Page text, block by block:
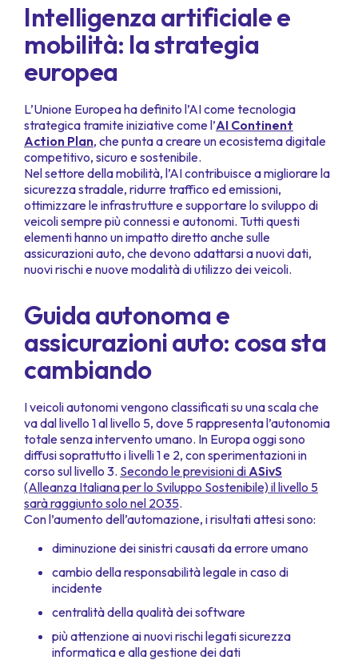
Intelligenza artificiale e
mobilità: la strategia
europea
L’Unione Europea ha definito l’AI come tecnologia
strategica tramite iniziative come l’AI Continent
Action Plan, che punta a creare un ecosistema digitale
competitivo, sicuro e sostenibile.
Nel settore della mobilità, l’AI contribuisce a migliorare la
sicurezza stradale, ridurre traffico ed emissioni,
ottimizzare le infrastrutture e supportare lo sviluppo di
veicoli sempre più connessi e autonomi. Tutti questi
elementi hanno un impatto diretto anche sulle
assicurazioni auto, che devono adattarsi a nuovi dati,
nuovi rischi e nuove modalità di utilizzo dei veicoli.
Guida autonoma e
assicurazioni auto: cosa sta
cambiando
I veicoli autonomi vengono classificati su una scala che
va dal livello 1 al livello 5, dove 5 rappresenta l’autonomia
totale senza intervento umano. In Europa oggi sono
diffusi soprattutto i livelli 1 e 2, con sperimentazioni in
corso sul livello 3. Secondo le previsioni diASivS
(Alleanza Italiana per lo Sviluppo Sostenibile) il livello 5
sarà raggiunto solo nel 2035.
Con l’aumento dell’automazione, i risultati attesi sono:
diminuzione dei sinistri causati da errore umano
cambio della responsabilità legale in caso di
incidente
centralità della qualità dei software
più attenzione ai nuovi rischi legati sicurezza
informatica e alla gestione dei dati